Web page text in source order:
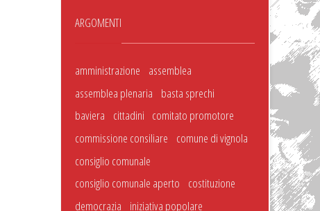
ARGOMENTI
amministrazione assemblea
assemblea plenaria basta sprechi
baviera cittadini comitato promotore
commissione consiliare comune di vignola
consiglio comunale
consiglio comunale aperto costituzione
democrazia iniziativa popolare